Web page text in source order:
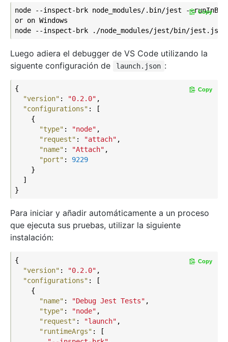
node --inspect-brk node_modules/.bin/jest --
or on Windows
Copy
Luego adiera el debugger de VS Code utilizando la
siguente configuración de
launch.json :
{
"version" : "0.2.0" ,
"configurations" : [
    {
"type" : "node" ,
"request" : "attach" ,
"name" : "Attach" ,
"port" : 9229
    }
  ]
Copy
Para iniciar y añadir automáticamente a un proceso
que ejecuta sus pruebas, utilizar la siguiente
instalación:
{
"version" : "0.2.0" ,
"configurations" : [
    {
"name" : "Debug Jest Tests" ,
"type" : "node" ,
"request" : "launch" ,
"runtimeArgs" : [
Copy